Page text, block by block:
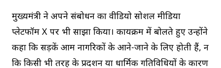
मुख्यमंत्री ने अपने संबोधन का वीडियो सोशल मीडिया
प्लेटफॉर्म X पर भी साझा किया। कार्यक्रम में बोलते हुए उन्होंने
कहा कि सड़कें आम नागरिकों के आने-जाने के लिए होती हैं, न
कि किसी भी तरह के प्रदर्शन या धार्मिक गतिविधियों के कारण